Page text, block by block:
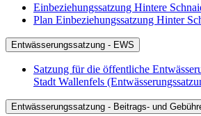
Einbeziehungssatzung Hintere
Plan Einbeziehungssatzung Hinter
Entwässerungssatzung - EWS
Satzung für die öffentliche
Stadt Wallenfels
Entwässerungssatzung - Beitrags- und